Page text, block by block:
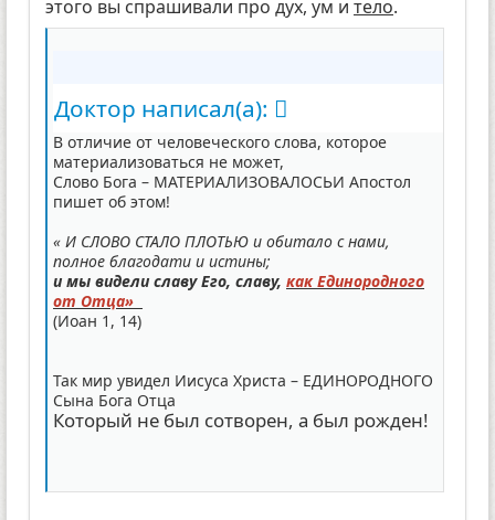
этого вы спрашивали про дух, ум и тело.
Доктор написал(а):
В отличие от человеческого слова, которое
материализоваться не может,
Слово Бога – МАТЕРИАЛИЗОВАЛОСЬИ Апостол
пишет об этом!
« И СЛОВО СТАЛО ПЛОТЬЮ и обитало с нами,
полное благодати и истины;
и мы видели славу Его, славу, как Единородного
от Отца»
(Иоан 1, 14)
Так мир увидел Иисуса Христа – ЕДИНОРОДНОГО
Сына Бога Отца
Который не был сотворен, а был рожден!